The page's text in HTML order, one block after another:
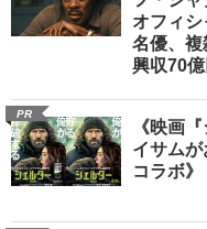
オフィ
名優、複
興収70億
PR
《映画
イサムが
コラボ》